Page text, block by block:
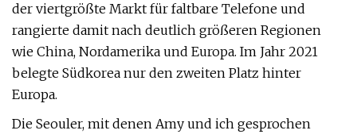
der viertgrößte Markt für faltbare Telefone und
rangierte damit nach deutlich größeren Regionen
wie China, Nordamerika und Europa. Im Jahr 2021
belegte Südkorea nur den zweiten Platz hinter
Europa.
Die Seouler, mit denen Amy und ich gesprochen